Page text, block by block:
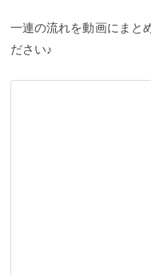
一連の流れを動画にまと
ださい♪